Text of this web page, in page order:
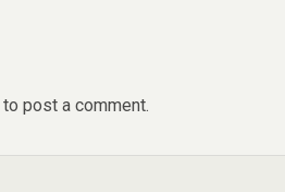
to post a comment.